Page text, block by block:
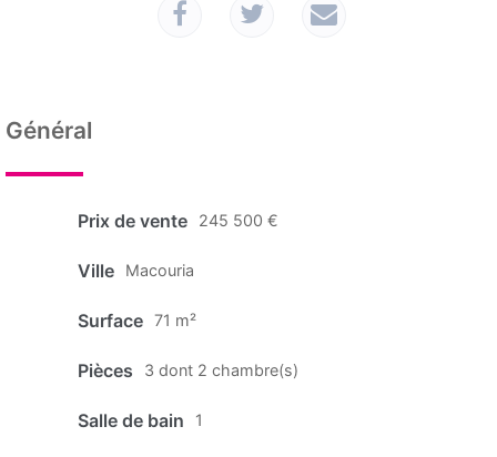
Général
Prix de vente 245 500 €
Ville Macouria
Surface 71 m²
Pièces 3 dont 2 chambre(s)
Salle de bain 1